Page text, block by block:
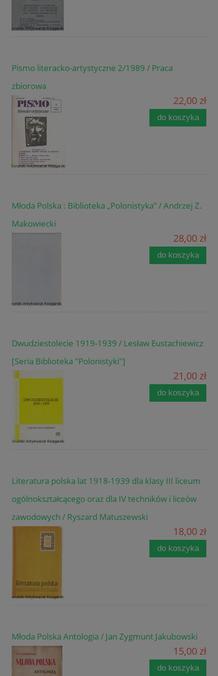
Pismo literacko-artystyczne 2/1989 / Praca
zbiorowa
22,00 zł
do koszyka
Młoda Polska : Biblioteka „Polonistyka” / Andrzej Z.
Makowiecki
28,00 zł
do koszyka
Dwudziestolecie 1919-1939 / Lesław Eustachiewicz
[Seria Biblioteka "Polonistyki"]
21,00 zł
do koszyka
Literatura polska lat 1918-1939 dla klasy III liceum
ogólnokształcącego oraz dla IV techników i liceów
zawodowych / Ryszard Matuszewski
18,00 zł
do koszyka
Młoda Polska Antologia / Jan Zygmunt Jakubowski
15,00 zł
do koszyka